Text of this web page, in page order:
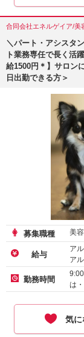
合同会社エネルゲイア/美
＼パート・アシスタ
ト業務専任で長く活
給1500円＊】サロン
日出勤できる方＞
募集職種 美
給与
ア
ア
勤務時間
9:00〜
は
気に